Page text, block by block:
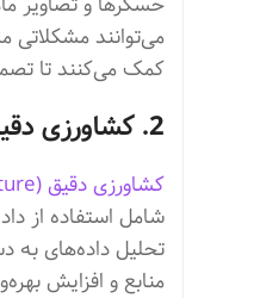
می‌توانند مشکلاتی
کمک می‌کنند تا
2. کشاورزی دقیق
کشاورزی دقیق (Precision Agriculture)
شامل استفاده از
تحلیل داده‌های
منابع و افزایش